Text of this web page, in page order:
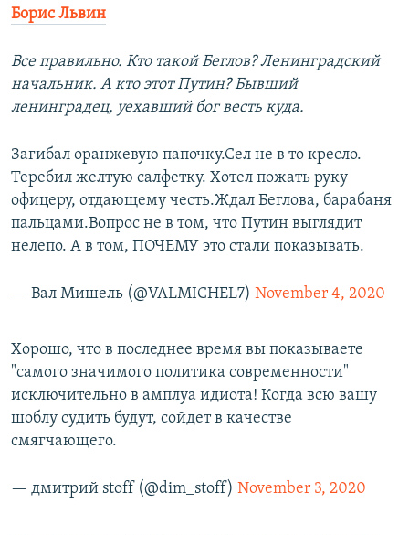
Борис Львин
Все правильно. Кто такой Беглов? Ленинградский
начальник. А кто этот Путин? Бывший
ленинградец, уехавший бог весть куда.
Загибал оранжевую папочку.Сел не в то кресло.
Теребил желтую салфетку. Хотел пожать руку
офицеру, отдающему честь.Ждал Беглова, барабаня
пальцами.Вопрос не в том, что Путин выглядит
нелепо. А в том, ПОЧЕМУ это стали показывать.
— Вал Мишель (@VALMICHEL7) November 4, 2020
Хорошо, что в последнее время вы показываете
"самого значимого политика современности"
исключительно в амплуа идиота! Когда всю вашу
шоблу судить будут, сойдет в качестве
смягчающего.
— дмитрий stoff (@dim_stoff) November 3, 2020